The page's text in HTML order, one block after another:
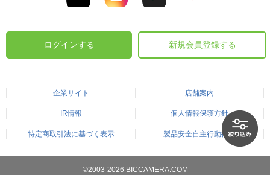
ログインする 新規会員登録する
企業サイト 店舗案内
IR情報 個人情報保護方針
特定商取引法に基づく表示 製品安全自主行動指針
©2003-2026 BICCAMERA.COM